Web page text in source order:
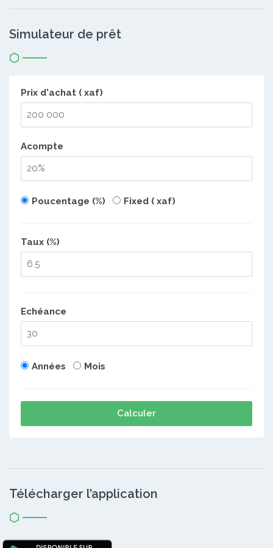
Simulateur de prêt
Prix d'achat ( xaf)
Acompte
Poucentage (%) Fixed ( xaf)
Taux (%)
Echéance
Années Mois
Calculer
Télécharger l’application